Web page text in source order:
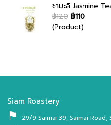
ชามะลิ Jasmine
฿120 ฿110
(Product)
Siam Roastery
⚑
29/9 Saimai 39, Saimai Road,